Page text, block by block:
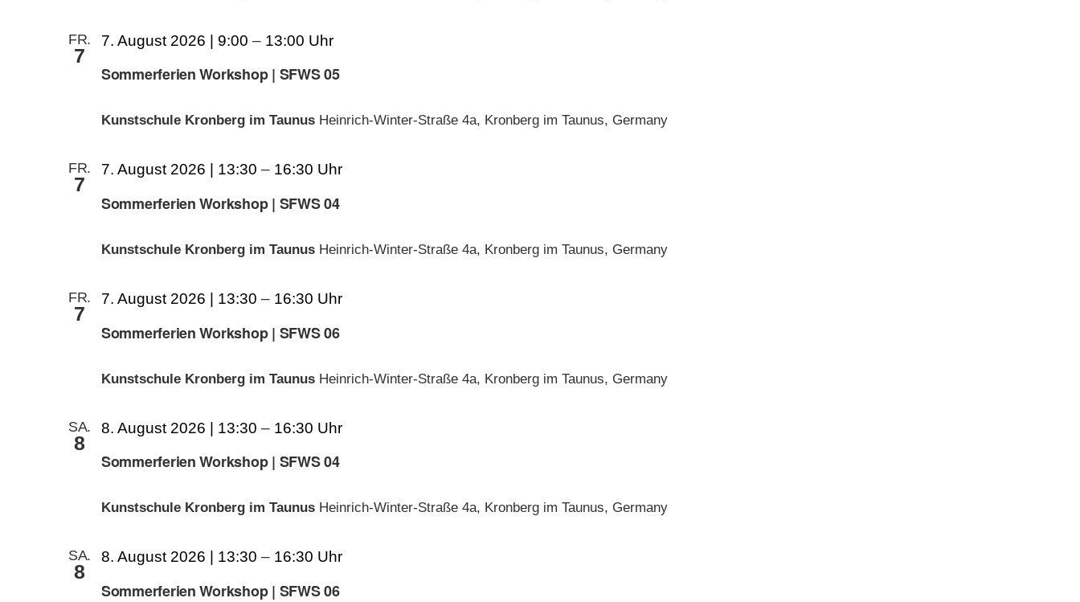
FR.
7
Sommerferien Workshop | SFWS 05
7. August 2026 | 9:00 – 13:00
Kunstschule Kronberg im Taunus Heinrich-Winter-Straße 4a, Kronberg im Taunus, Germany
FR.
7
Sommerferien Workshop | SFWS 04
7. August 2026 | 13:30 – 16:30
Kunstschule Kronberg im Taunus Heinrich-Winter-Straße 4a, Kronberg im Taunus, Germany
FR.
7
Sommerferien Workshop | SFWS 06
7. August 2026 | 13:30 – 16:30
Kunstschule Kronberg im Taunus Heinrich-Winter-Straße 4a, Kronberg im Taunus, Germany
SA.
8
Sommerferien Workshop | SFWS 04
8. August 2026 | 13:30 – 16:30
Kunstschule Kronberg im Taunus Heinrich-Winter-Straße 4a, Kronberg im Taunus, Germany
SA.
8
Sommerferien Workshop | SFWS 06
8. August 2026 | 13:30 – 16:30